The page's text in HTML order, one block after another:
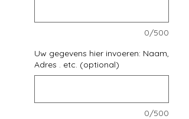
0/500
Uw gegevens hier invoeren: Naam,
Adres . etc. (optional)
0/500